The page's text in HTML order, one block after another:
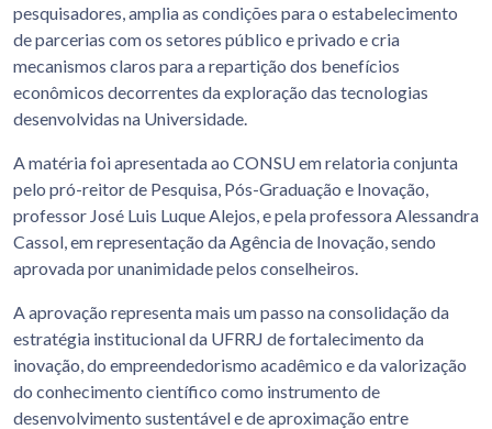
pesquisadores, amplia as condições para o estabelecimento
de parcerias com os setores público e privado e cria
mecanismos claros para a repartição dos benefícios
econômicos decorrentes da exploração das tecnologias
desenvolvidas na Universidade.
A matéria foi apresentada ao CONSU em relatoria conjunta
pelo pró-reitor de Pesquisa, Pós-Graduação e Inovação,
professor José Luis Luque Alejos, e pela professora Alessandra
Cassol, em representação da Agência de Inovação, sendo
aprovada por unanimidade pelos conselheiros.
A aprovação representa mais um passo na consolidação da
estratégia institucional da UFRRJ de fortalecimento da
inovação, do empreendedorismo acadêmico e da valorização
do conhecimento científico como instrumento de
desenvolvimento sustentável e de aproximação entre